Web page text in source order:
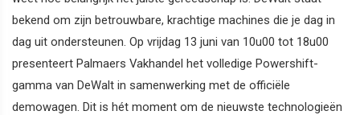
bekend om zijn betrouwbare, krachtige machines die je dag in
dag uit ondersteunen. Op vrijdag 13 juni van 10u00 tot 18u00
presenteert Palmaers Vakhandel het volledige Powershift-
gamma van DeWalt in samenwerking met de officiële
demowagen. Dit is hét moment om de nieuwste technologieën